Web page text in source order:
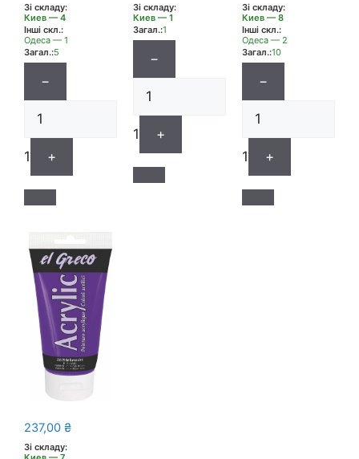
Зі складу:
Киев — 4
Інші скл.:
Одеса — 1
Загал.:5
−
1 +
Зі складу:
Киев — 1
Загал.:1
−
1 +
Зі складу:
Киев — 8
Інші скл.:
Одеса — 2
Загал.:10
−
1 +
237,00 ₴
Зі складу: